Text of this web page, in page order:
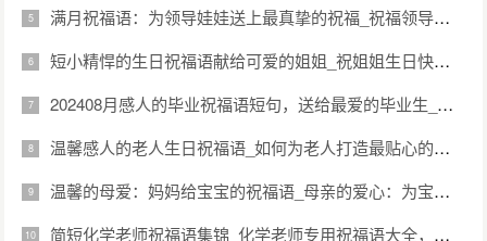
满月祝福语：为领导娃娃送上最真挚的祝福_祝福领导娃娃满月：用心的话语传递美好的祝福（精选48句）
短小精悍的生日祝福语献给可爱的姐姐_祝姐姐生日快乐：简短而感人的祝福语分享（精选37句）
202408月感人的毕业祝福语短句，送给最爱的毕业生_温馨唯美的毕业祝福语短句，送给即将迈向新生活的你（精选47句）
温馨感人的老人生日祝福语_如何为老人打造最贴心的生日祝福文案（精选26句）
温馨的母爱：妈妈给宝宝的祝福语_母亲的爱心：为宝宝送上的祝福语（精选41句）
简短化学老师祝福语集锦_化学老师专用祝福语大全，简短精悍（精选28句）